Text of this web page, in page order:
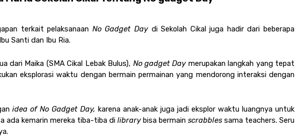
terkait pelaksanaan No Gadget Day di Sekolah Cikal juga hadir dari beberapa
Santi dan Ibu Ria.
dari Maika (SMA Cikal Lebak Bulus), No gadget Day merupakan langkah yang tepat
eksplorasi waktu dengan bermain permainan yang mendorong interaksi dengan
idea of No Gadget Day, karena anak-anak juga jadi eksplor waktu luangnya untuk
ada kemarin mereka tiba-tiba di library bisa bermain scrabbles sama teachers. Seru